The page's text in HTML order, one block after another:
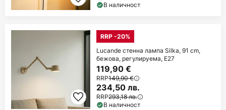
В наличност
RRP -20%
Lucande стенна лампа Silka, 91 cm,
бежова, регулируема, E27
119,90 €
RRP149,90 €
234,50 лв.
RRP293,18 лв.
В наличност